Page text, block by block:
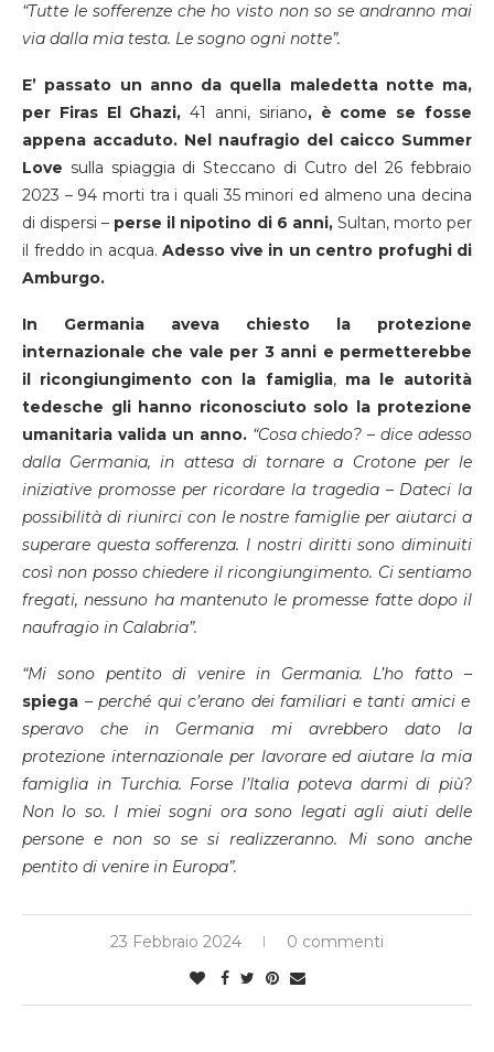
“Tutte le sofferenze che ho visto non so se andranno mai
via dalla mia testa. Le sogno ogni notte”.
E’ passato un anno da quella maledetta notte ma,
per Firas El Ghazi, 41 anni, siriano, è come se fosse
appena accaduto. Nel naufragio del caicco Summer
Love sulla spiaggia di Steccano di Cutro del 26 febbraio
2023 – 94 morti tra i quali 35 minori ed almeno una decina
di dispersi – perse il nipotino di 6 anni,Sultan, morto per
il freddo in acqua. Adesso vive in un centro profughi di
Amburgo.
In Germania aveva chiesto la protezione
internazionale che vale per 3 anni e permetterebbe
il ricongiungimento con la famiglia,ma le autorità
tedesche gli hanno riconosciuto solo la protezione
umanitaria valida un anno. “Cosa chiedo? – dice adesso
dalla Germania, in attesa di tornare a Crotone per le
iniziative promosse per ricordare la tragedia – Dateci la
possibilità di riunirci con le nostre famiglie per aiutarci a
superare questa sofferenza. I nostri diritti sono diminuiti
così non posso chiedere il ricongiungimento. Ci sentiamo
fregati, nessuno ha mantenuto le promesse fatte dopo il
naufragio in Calabria”.
“Mi sono pentito di venire in Germania. L’ho fatto –
spiega –perché qui c’erano dei familiari e tanti amici e
speravo che in Germania mi avrebbero dato la
protezione internazionale per lavorare ed aiutare la mia
famiglia in Turchia. Forse l’Italia poteva darmi di più?
Non lo so. I miei sogni ora sono legati agli aiuti delle
persone e non so se si realizzeranno. Mi sono anche
pentito di venire in Europa”.
23 Febbraio 2024 0 commenti